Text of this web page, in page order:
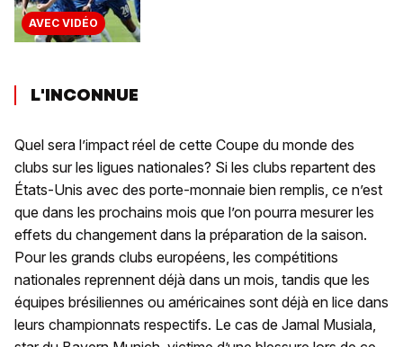
AVEC VIDÉO
L'INCONNUE
Quel sera l’impact réel de cette Coupe du monde des
clubs sur les ligues nationales? Si les clubs repartent des
États-Unis avec des porte-monnaie bien remplis, ce n’est
que dans les prochains mois que l’on pourra mesurer les
effets du changement dans la préparation de la saison.
Pour les grands clubs européens, les compétitions
nationales reprennent déjà dans un mois, tandis que les
équipes brésiliennes ou américaines sont déjà en lice dans
leurs championnats respectifs. Le cas de Jamal Musiala,